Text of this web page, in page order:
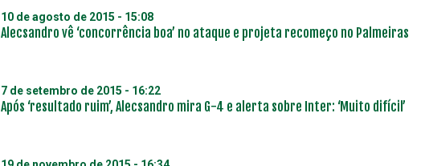
10 de agosto de 2015 - 15:08
Alecsandro vê ‘concorrência boa’ no ataque e projeta recomeço no Palmeiras
7 de setembro de 2015 - 16:22
Após ‘resultado ruim’, Alecsandro mira G-4 e alerta sobre Inter: ‘Muito difícil’